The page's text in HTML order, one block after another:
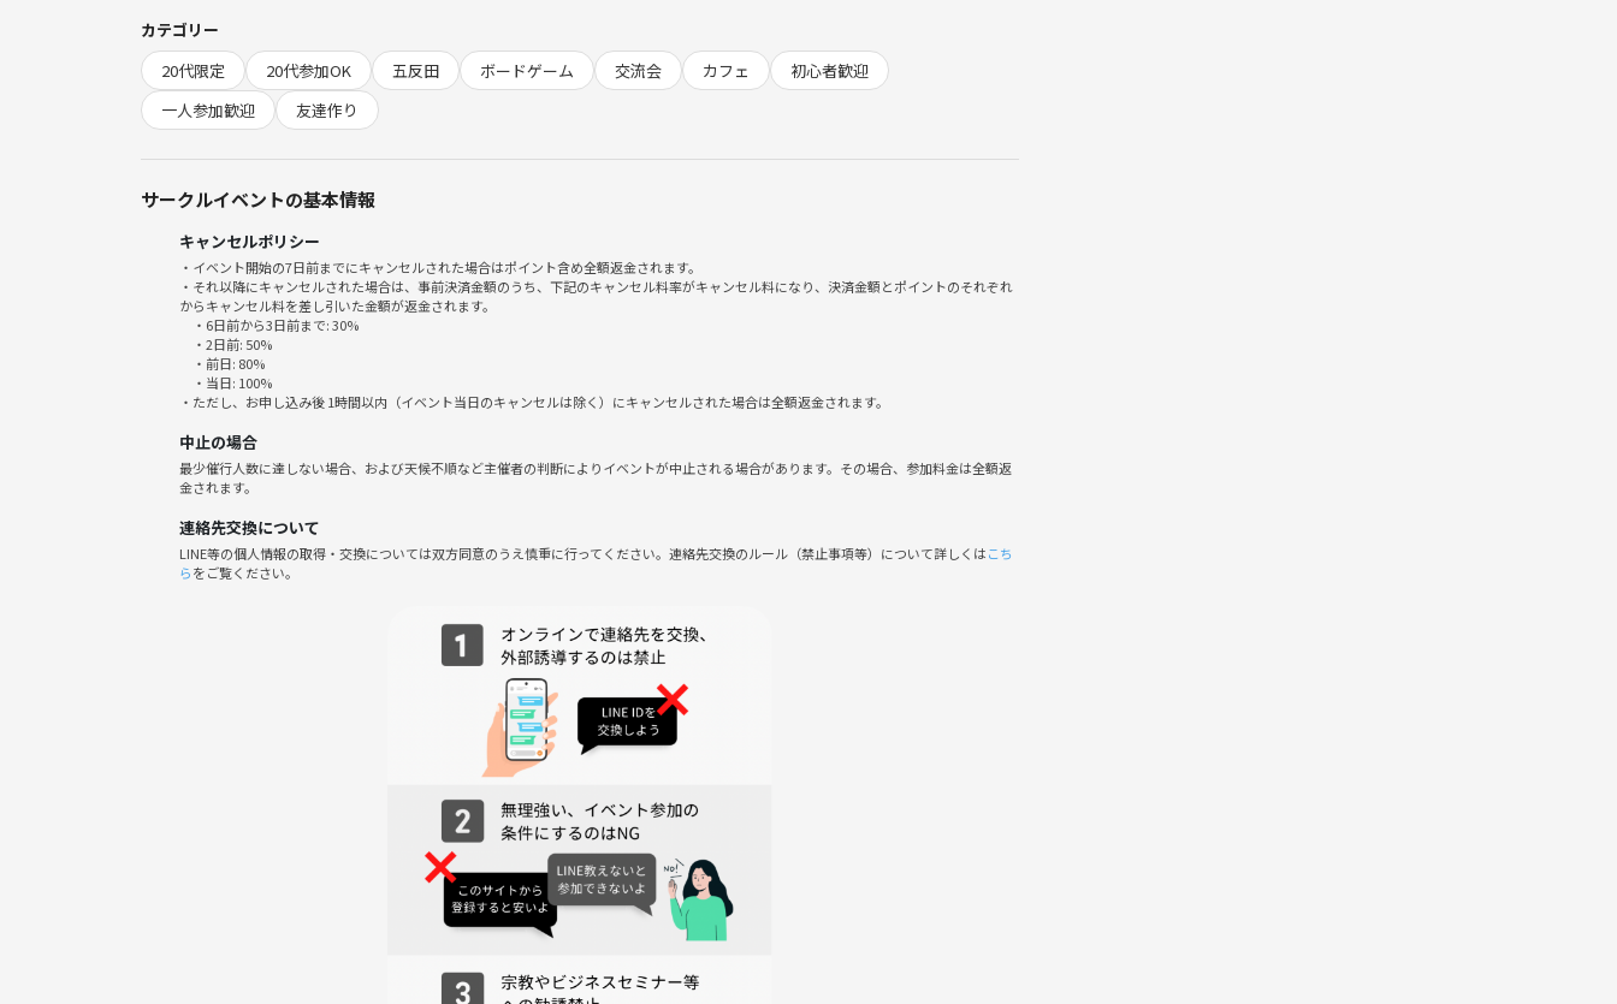
飲み物やお菓子などもご用意しております🎶
初めて参加される方、ひとりで参加される方も毎回いらっしゃいますが、内輪感なしで交流ができる場です✨
お互いの価値観が知れたり、トークで盛り上がるボードゲームをメインで用意しており、すぐに仲良くなれて、成長
にもつながります！
ボードゲームをしてもよし💡
お話で盛り上がってもよし💡
当日やりたいボードゲームなどございましたらお気軽にお持ちください✨
Q：席替えはありますか？
Q：どんな方が多いですか？
Q：持ち込み可能でしょうか？
13:40 2グループに分かれて自己紹介タイム&ボードゲームスタート
※最後はボドゲなしのコミュニケーション卓をつくる予定
五反田駅徒歩2分のレンタルスペース（予定）
カテゴリー
20代限定
20代参加OK 五反田 ボードゲーム 交流会 カフェ
初心者歓迎
一人参加歓迎
友達作り
サークルイベントの基本情報
キャンセルポリシー
・イベント開始の7日前までにキャンセルされた場合はポイント含め全額返金されます。
・それ以降にキャンセルされた場合は、事前決済金額のうち、下記のキャンセル料率がキャンセル料になり、決済金額とポイントのそれぞれ
からキャンセル料を差し引いた金額が返金されます。
・6日前から3日前まで: 30%
・2日前: 50%
・前日: 80%
・当日: 100%
・ただし、お申し込み後 1時間以内（イベント当日のキャンセルは除く）にキャンセルされた場合は全額返金されます。
中止の場合
最少催行人数に達しない場合、および天候不順など主催者の判断によりイベントが中止される場合があります。その場合、参加料金は全額返
金されます。
連絡先交換について
LINE等の個人情報の取得・交換については双方同意のうえ慎重に行ってください。連絡先交換のルール（禁止事項等）について詳しくはこち
らをご覧ください。